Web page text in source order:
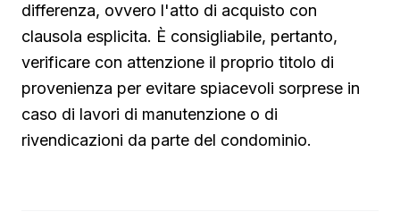
differenza, ovvero l'atto di acquisto con
clausola esplicita. È consigliabile, pertanto,
verificare con attenzione il proprio titolo di
provenienza per evitare spiacevoli sorprese in
caso di lavori di manutenzione o di
rivendicazioni da parte del condominio.